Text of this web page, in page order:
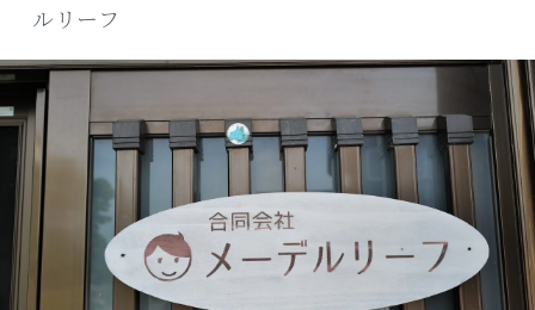
検索
ABOUT
相談窓口
アクセス
お問い合わせ
ルリーフ